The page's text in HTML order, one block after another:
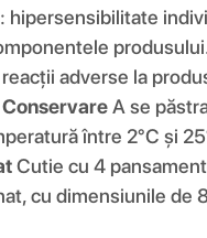
: hipersensibilitate
adverse la
ConservareA se
între 2°C și
Cutie cu 4
cu dimensiunile de